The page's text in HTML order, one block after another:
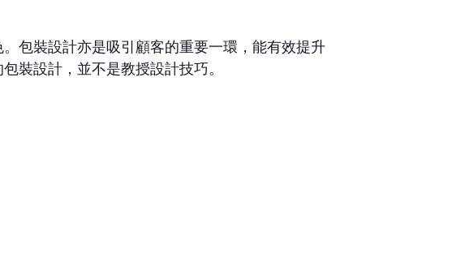
包裝設計亦是吸引顧客的重要一環，能有效提升
裝設計，並不是教授設計技巧。